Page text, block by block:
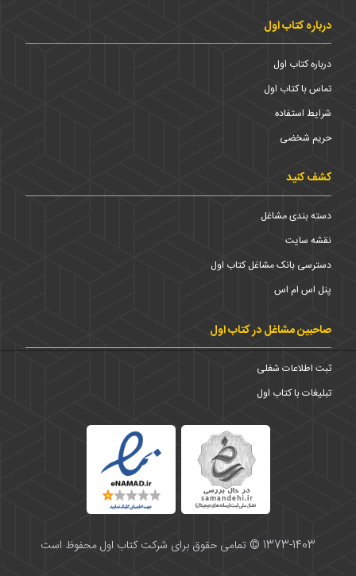
درباره کتاب اول
درباره کتاب اول
تماس با کتاب اول
شرایط استفاده
حریم شخضی
کشف کنید
دسته بندی مشاغل
نقشه سایت
دسترسی بانک مشاغل کتاب اول
پنل اس ام اس
صاحبین مشاغل در کتاب اول
ثبت اطلاعات شغلی
تبلیغات با کتاب اول
1373-1403 © تمامی حقوق برای شرکت کتاب اول محفوظ است